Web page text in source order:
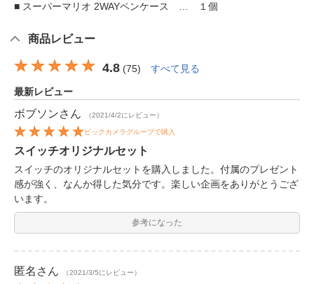
■ スーパーマリオ 2WAYペンケース … １個
商品レビュー
4.8 (75) すべて見る
最新レビュー
ボブソンさん （2021/4/2にレビュー）
ビックカメラグループで購入
スイッチオリジナルセット
スイッチのオリジナルセットを購入しました。付属のプレゼント
感が強く、なんか得した気分です。楽しい企画をありがとうござ
います。
参考になった
匿名 さん （2021/3/5にレビュー）